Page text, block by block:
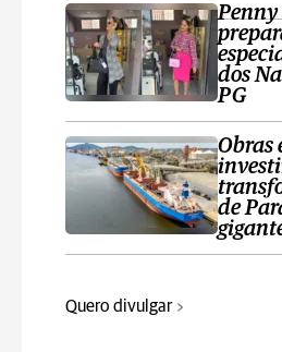
dos
PG
Obras
de
Quero divulgar